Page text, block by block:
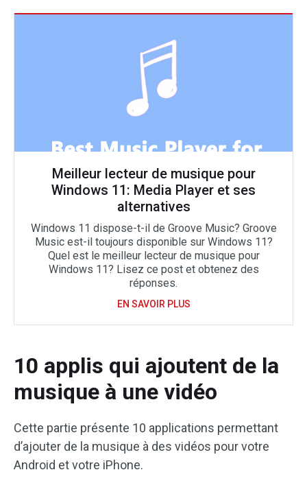
Meilleur lecteur de musique pour
Windows 11: Media Player et ses
alternatives
Windows 11 dispose-t-il de Groove Music? Groove
Music est-il toujours disponible sur Windows 11?
Quel est le meilleur lecteur de musique pour
Windows 11? Lisez ce post et obtenez des
réponses.
EN SAVOIR PLUS
10 applis qui ajoutent de la
musique à une vidéo
Cette partie présente 10 applications permettant
d’ajouter de la musique à des vidéos pour votre
Android et votre iPhone.